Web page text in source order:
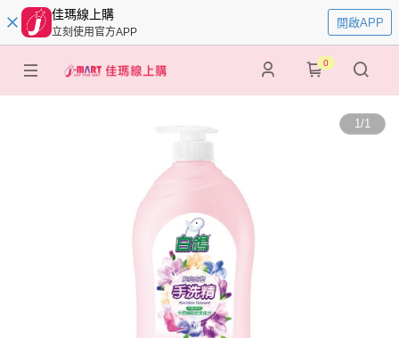
佳瑪線上購
立刻使用官方APP
開啟APP
0
1/1